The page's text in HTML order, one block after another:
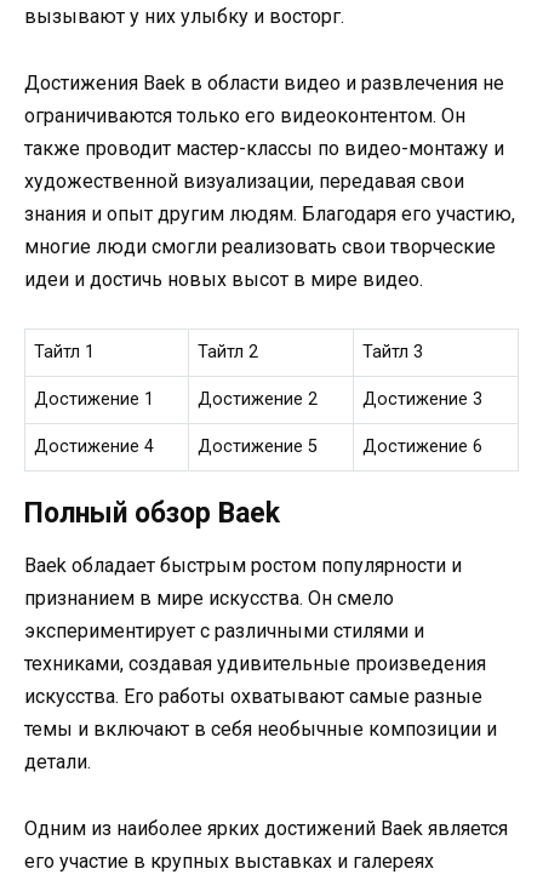
вызывают у них улыбку и восторг.
Достижения Baek в области видео и развлечения не
ограничиваются только его видеоконтентом. Он
также проводит мастер-классы по видео-монтажу и
художественной визуализации, передавая свои
знания и опыт другим людям. Благодаря его участию,
многие люди смогли реализовать свои творческие
идеи и достичь новых высот в мире видео.
Тайтл 1 Тайтл 2 Тайтл 3
Достижение 1 Достижение 2 Достижение 3
Достижение 4 Достижение 5 Достижение 6
Полный обзор Baek
Baek обладает быстрым ростом популярности и
признанием в мире искусства. Он смело
экспериментирует с различными стилями и
техниками, создавая удивительные произведения
искусства. Его работы охватывают самые разные
темы и включают в себя необычные композиции и
детали.
Одним из наиболее ярких достижений Baek является
его участие в крупных выставках и галереях